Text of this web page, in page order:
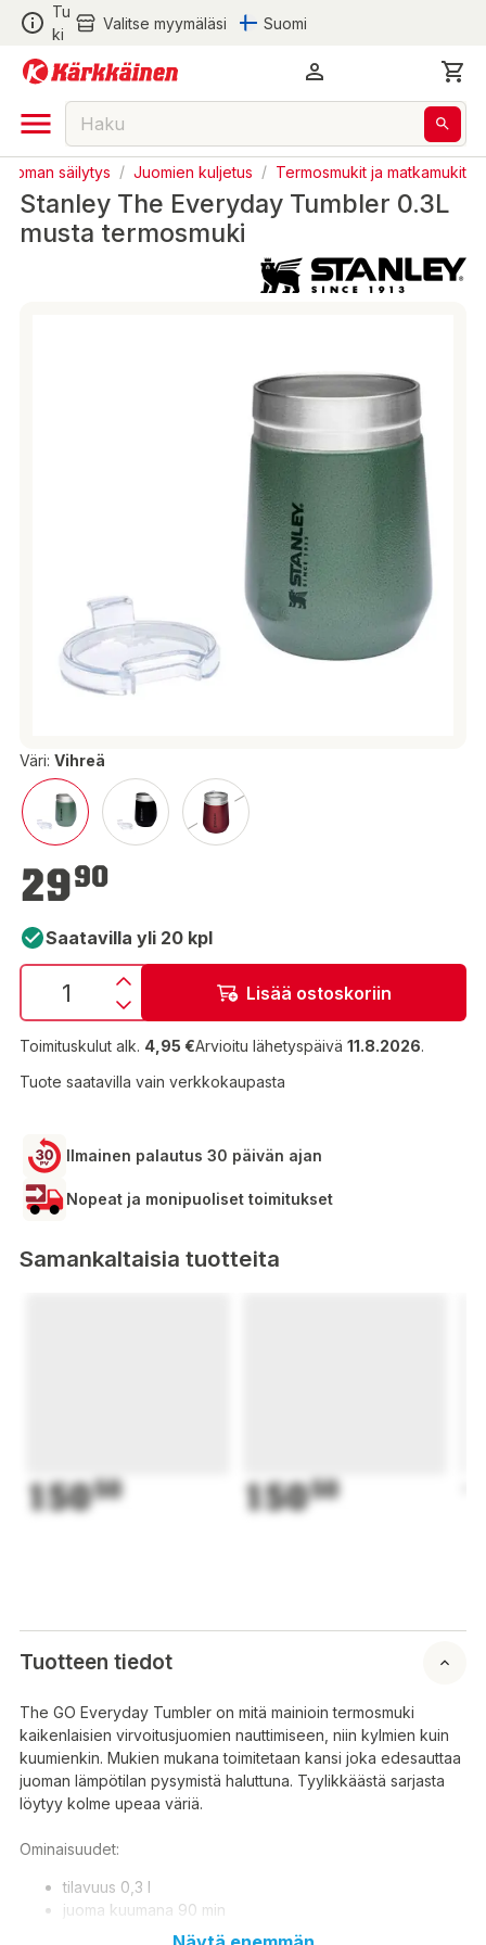
Tu
ki
Valitse myymäläsi Suomi
säilytys / Juomien kuljetus / Termosmukit ja matkamukit
Stanley The Everyday Tumbler 0.3L
musta termosmuki
Väri: Vihreä
2990
Saatavilla yli 20 kpl
Lisää ostoskoriin
Toimituskulut alk. 4,95 €Arvioitu lähetyspäivä 11.8.2026.
Tuote saatavilla vain verkkokaupasta
Ilmainen palautus 30 päivän ajan
Nopeat ja monipuoliset toimitukset
Samankaltaisia tuotteita
15050 15050
Tuotteen tiedot
The GO Everyday Tumbler on mitä mainioin termosmuki
kaikenlaisien virvoitusjuomien nauttimiseen, niin kylmien kuin
kuumienkin. Mukien mukana toimitetaan kansi joka edesauttaa
juoman lämpötilan pysymistä haluttuna. Tyylikkäästä sarjasta
löytyy kolme upeaa väriä.
Ominaisuudet:
tilavuus 0,3 l
juoma kuumana 90 min
juoma kylmänä 30 min.